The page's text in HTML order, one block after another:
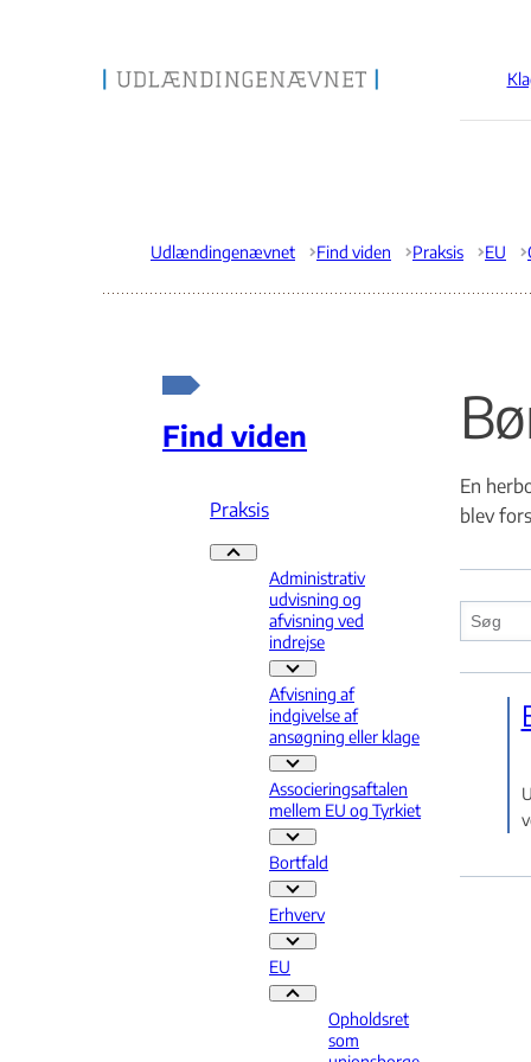
Gå til forsiden
Udlændingenævnet Find viden Praksis EU
Find viden
Praksis
Praksis - Flere links
Administrativ
udvisning og
afvisning ved
indrejse
Administrativ udvisning og
Afvisning af
indgivelse af
ansøgning eller klage
Afvisning af indgivelse af
Associeringsaftalen
mellem EU og Tyrkiet
Associeringsaftalen mellem EU og
Bortfald
Bortfald - Flere links
Erhverv
Erhverv - Flere links
EU
EU - Flere links
Opholdsret
som
En
blev